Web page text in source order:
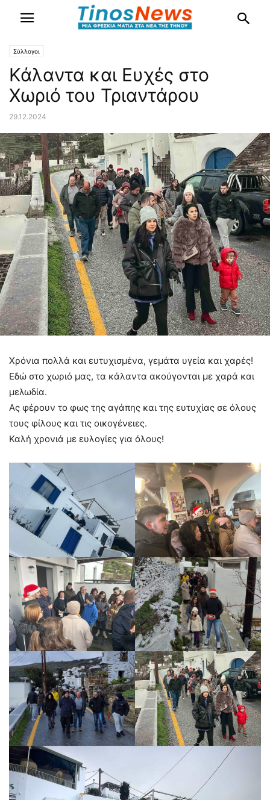
Σύλλογοι
Κάλαντα και Ευχές στο
Χωριό του Τριαντάρου
29.12.2024
Χρόνια πολλά και ευτυχισμένα, γεμάτα υγεία και χαρές!
Εδώ στο χωριό μας, τα κάλαντα ακούγονται με χαρά και
μελωδία.
Ας φέρουν το φως της αγάπης και της ευτυχίας σε όλους
τους φίλους και τις οικογένειες.
Καλή χρονιά με ευλογίες για όλους!